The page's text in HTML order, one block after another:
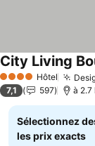
4 Étoiles Hôtel
City Living
7,1 597 à 2.7
Sélectionnez
les prix exacts